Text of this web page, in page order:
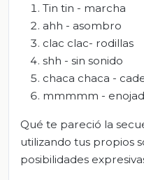
Tin tin - marcha
ahh - asombro
clac clac- rodillas
shh - sin sonido
chaca chaca -
mmmmm -
Qué te pareció la
utilizando tus propios
posibilidades